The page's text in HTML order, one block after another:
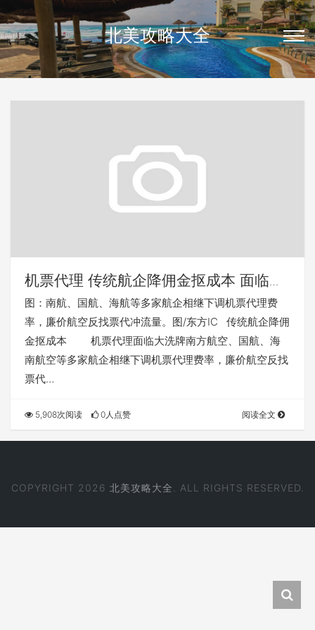
北美攻略大全
机票代理 传统航企降佣金抠成本 面临大
洗牌
图：南航、国航、海航等多家航企相继下调机票代理费
率，廉价航空反找票代冲流量。图/东方IC 传统航企降佣
金抠成本 机票代理面临大洗牌南方航空、国航、海
南航空等多家航企相继下调机票代理费率，廉价航空反找
票代…
5,908次阅读 0人点赞 阅读全文
COPYRIGHT 2026 北美攻略大全 . ALL RIGHTS RESERVED.